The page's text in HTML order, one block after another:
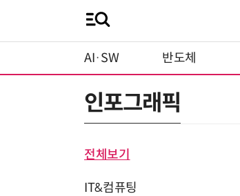
AI·SW 반도체
인포그래픽
전체보기
IT&컴퓨팅